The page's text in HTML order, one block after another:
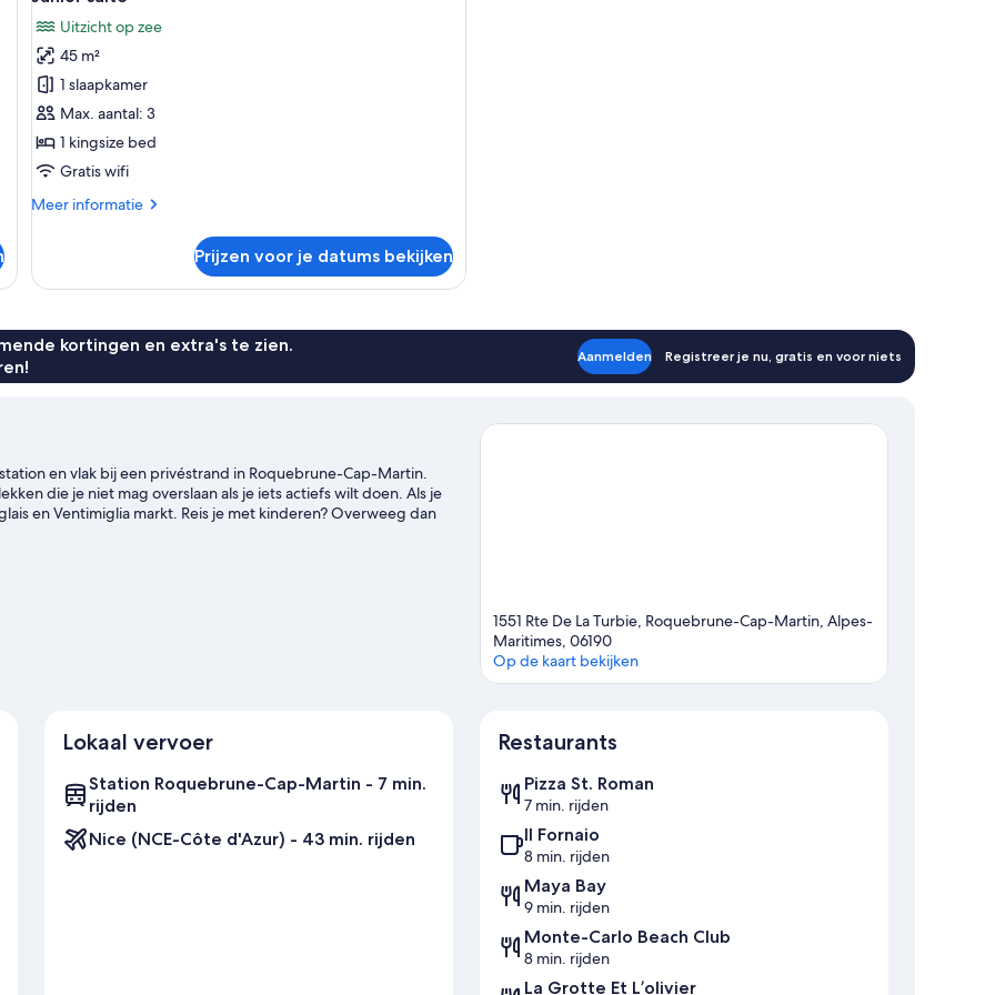
foto's
voor
Junior
suite
laden
Uitzicht op zee
45 m²
1 slaapkamer
Max. aantal: 3
1 kingsize bed
Gratis wifi
Meer informatie
Meer
suite
Prijzen voor je datums bekijken
kortingen en extra's te zien.
Aanmelden Registreer je nu, gratis en voor niets
en vlak bij een privéstrand in Roquebrune-Cap-Martin.
die je niet mag overslaan als je iets actiefs wilt doen. Als je
en Ventimiglia markt. Reis je met kinderen? Overweeg dan
snorkelen en waterskiën, het kan allemaal. Ga dus het water
1551 Rte De La Turbie, Roquebrune-Cap-Martin, Alpes-
Maritimes, 06190
Op de kaart bekijken
Lokaal vervoer
Station Roquebrune-Cap-Martin - 7 min.
rijden
Nice (NCE-Côte d'Azur) - 43 min. rijden
Restaurants
Pizza St. Roman
7 min. rijden
Il Fornaio
8 min. rijden
Maya Bay
9 min. rijden
Monte-Carlo Beach Club
8 min. rijden
La Grotte Et L’olivier